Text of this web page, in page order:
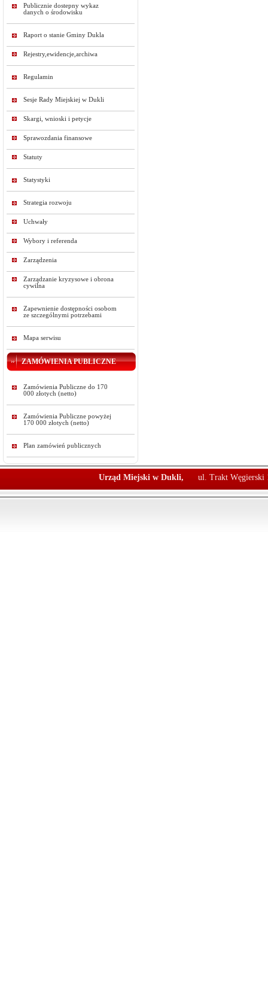
Publicznie dostepny wykaz
danych o środowisku
Raport o stanie Gminy Dukla
Rejestry,ewidencje,archiwa
Regulamin
Sesje Rady Miejskiej w Dukli
Skargi, wnioski i petycje
Sprawozdania finansowe
Statuty
Statystyki
Strategia rozwoju
Uchwały
Wybory i referenda
Zarządzenia
Zarządzanie kryzysowe i obrona
cywilna
Zapewnienie dostępności osobom
ze szczególnymi potrzebami
Mapa serwisu
ZAMÓWIENIA PUBLICZNE
Zamówienia Publiczne do 170
000 złotych (netto)
Zamówienia Publiczne powyżej
170 000 złotych (netto)
Plan zamówień publicznych
Urząd Miejski w Dukli, ul. Trakt Węgierski